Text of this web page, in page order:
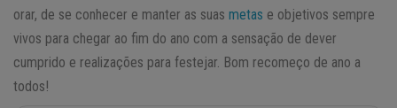
orar, de se conhecer e manter as suas metas e objetivos sempre
vivos para chegar ao fim do ano com a sensação de dever
cumprido e realizações para festejar. Bom recomeço de ano a
todos!